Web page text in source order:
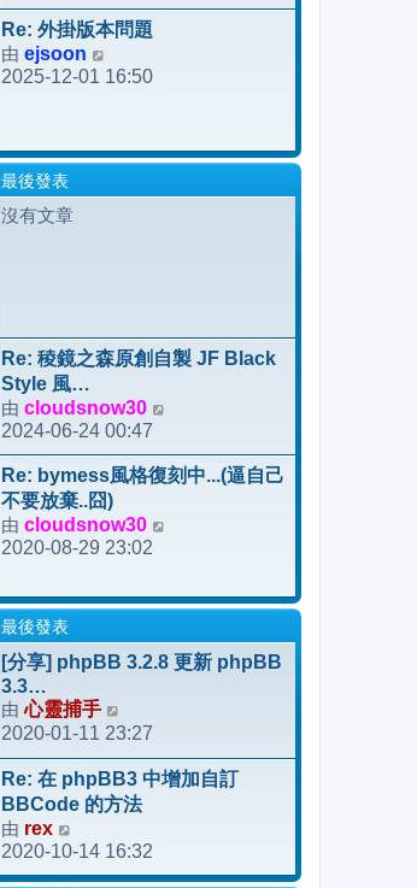
最
Re: 外掛版本問題
由 ejsoon
視
發
2025-12-01 16:50
最後發表
沒有文章
Re: 稜鏡之森原創自製 JF Black
Style 風…
由 cloudsnow30
最
後
2024-06-24 00:47
Re: bymess風格復刻中...(逼自己
不要放棄..囧)
由 cloudsnow30
後
表
2020-08-29 23:02
最後發表
[分享] phpBB 3.2.8 更新 phpBB
3.3…
由心靈捕手
視
最
後
發
表
2020-01-11 23:27
Re: 在 phpBB3 中增加自訂
BBCode 的方法
由 rex
視
最
2020-10-14 16:32